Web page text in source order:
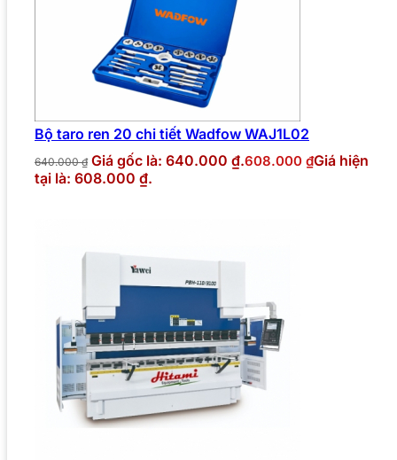
Bộ taro ren 20 chi tiết Wadfow WAJ1L02
640.000₫ Giá gốc là: 640.000 ₫.608.000 ₫Giá hiện
tại là: 608.000 ₫.